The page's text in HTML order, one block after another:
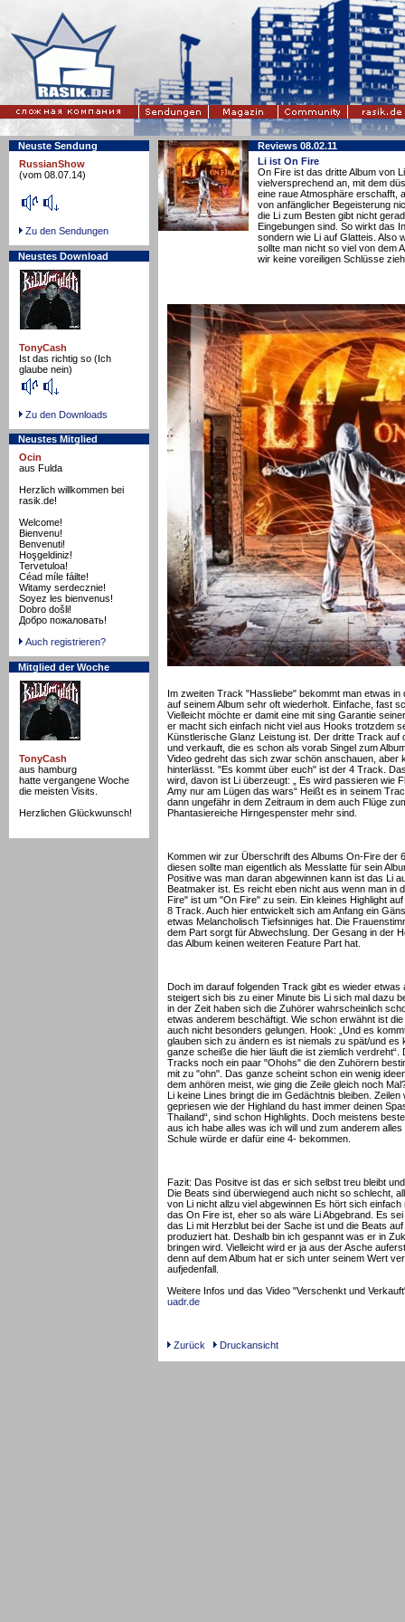
Neuste Sendung
RussianShow
(vom 08.07.14)
Zu den Sendungen
Neustes Download
TonyCash
Ist das richtig so (Ich
glaube nein)
Zu den Downloads
Neustes Mitglied
Ocin
aus Fulda
Herzlich willkommen bei
rasik.de!
Welcome!
Bienvenu!
Benvenuti!
Hoşgeldiniz!
Tervetuloa!
Céad míle fáilte!
Witamy serdecznie!
Soyez les bienvenus!
Dobro došli!
Добро пожаловать!
Auch registrieren?
Mitglied der Woche
TonyCash
aus hamburg
hatte vergangene Woche
die meisten Visits.
Herzlichen Glückwunsch!
Reviews 08.02.11
Li ist On Fire
On Fire ist das dritte Album von
vielversprechend an, mit dem
eine raue Atmosphäre erschafft,
von anfänglicher Begeisterung
die Li zum Besten gibt nicht
Eingebungen sind. So wirkt das
sondern wie Li auf Glatteis. Also
sollte man nicht so viel von dem
wir keine voreiligen Schlüsse
Im zweiten Track "Hassliebe" bekommt man etwas
auf seinem Album sehr oft wiederholt. Einfache, fast
Vielleicht möchte er damit eine mit sing Garantie
er macht sich einfach nicht viel aus Hooks trotzdem
Künstlerische Glanz Leistung ist. Der dritte Track auf
und verkauft, die es schon als vorab Singel zum
Video gedreht das sich zwar schön anschauen, aber
hinterlässt. "Es kommt über euch" ist der 4 Track.
wird, davon ist Li überzeugt: „ Es wird passieren wie
Amy nur am Lügen das wars“ Heißt es in seinem
dann ungefähr in dem Zeitraum in dem auch Flüge
Phantasiereiche Hirngespenster mehr sind.
Kommen wir zur Überschrift des Albums On-Fire der
diesen sollte man eigentlich als Messlatte für sein
Positive was man daran abgewinnen kann ist das Li
Beatmaker ist. Es reicht eben nicht aus wenn man in
Fire" ist um "On Fire" zu sein. Ein kleines Highlight
8 Track. Auch hier entwickelt sich am Anfang ein
etwas Melancholisch Tiefsinniges hat. Die
dem Part sorgt für Abwechslung. Der Gesang in der
das Album keinen weiteren Feature Part hat.
Doch im darauf folgenden Track gibt es wieder etwas
steigert sich bis zu einer Minute bis Li sich mal dazu
in der Zeit haben sich die Zuhörer wahrscheinlich
etwas anderem beschäftigt. Wie schon erwähnt ist
auch nicht besonders gelungen. Hook: „Und es
glauben sich zu ändern es ist niemals zu spät/und es
ganze scheiße die hier läuft die ist ziemlich verdreht“.
Tracks noch ein paar "Ohohs" die den Zuhörern
mit zu "ohn". Das ganze scheint schon ein wenig
dem anhören meist, wie ging die Zeile gleich noch
Li keine Lines bringt die im Gedächtnis bleiben. Zeilen
gepriesen wie der Highland du hast immer deinen
Thailand“, sind schon Highlights. Doch meistens
aus ich habe alles was ich will und zum anderem
Schule würde er dafür eine 4- bekommen.
Fazit: Das Positve ist das er sich selbst treu bleibt
Die Beats sind überwiegend auch nicht so schlecht,
von Li nicht allzu viel abgewinnen Es hört sich einfach
das On Fire ist, eher so als wäre Li Abgebrand. Es
das Li mit Herzblut bei der Sache ist und die Beats
produziert hat. Deshalb bin ich gespannt was er in
bringen wird. Vielleicht wird er ja aus der Asche
denn auf dem Album hat er sich unter seinem Wert
aufjedenfall.
Weitere Infos und das Video "Verschenkt und
uadr.de
Zurück Druckansicht